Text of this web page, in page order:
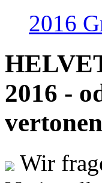
2016
2016 -
Wir